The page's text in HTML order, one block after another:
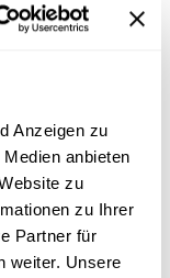
Anzeigen zu
anbieten
zu
zu Ihrer
Partner für
weiter. Unsere
,
;Politik
;20.